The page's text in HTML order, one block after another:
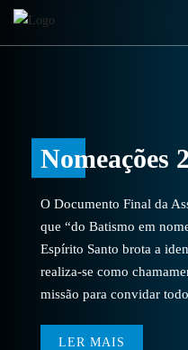
Nomeações
O Documento Final da
que “do Batismo em
Espírito Santo brota a
realiza-se como
missão para convidar
LER MAIS